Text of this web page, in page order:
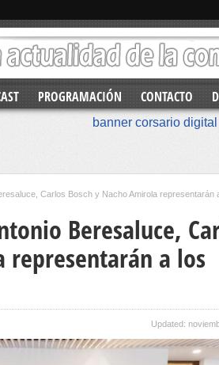
PROGRAMACIÓN CONTACTO
Carlos Bosch y Nacho Amirola representarán
Beresaluce,
representarán a los
Updated: